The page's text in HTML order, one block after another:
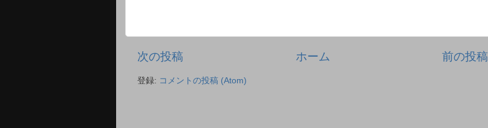
次の投稿 前の投稿
ホーム
登録: コメントの投稿 (Atom)